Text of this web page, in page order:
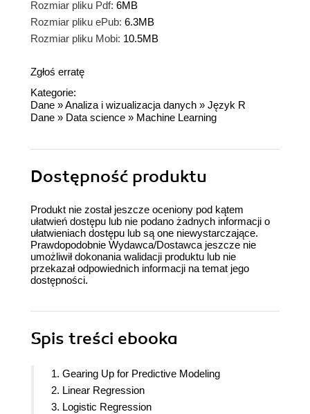
Rozmiar pliku Pdf: 6MB
Rozmiar pliku ePub: 6.3MB
Rozmiar pliku Mobi: 10.5MB
Zgłoś erratę
Kategorie:
Dane »Analiza i wizualizacja danych » Język R
Dane » Data science » Machine Learning
Dostępność produktu
Produkt nie został jeszcze oceniony pod kątem
ułatwień dostępu lub nie podano żadnych informacji o
ułatwieniach dostępu lub są one niewystarczające.
Prawdopodobnie Wydawca/Dostawca jeszcze nie
umożliwił dokonania walidacji produktu lub nie
przekazał odpowiednich informacji na temat jego
dostępności.
Spis treści ebooka
1. Gearing Up for Predictive Modeling
2. Linear Regression
3. Logistic Regression